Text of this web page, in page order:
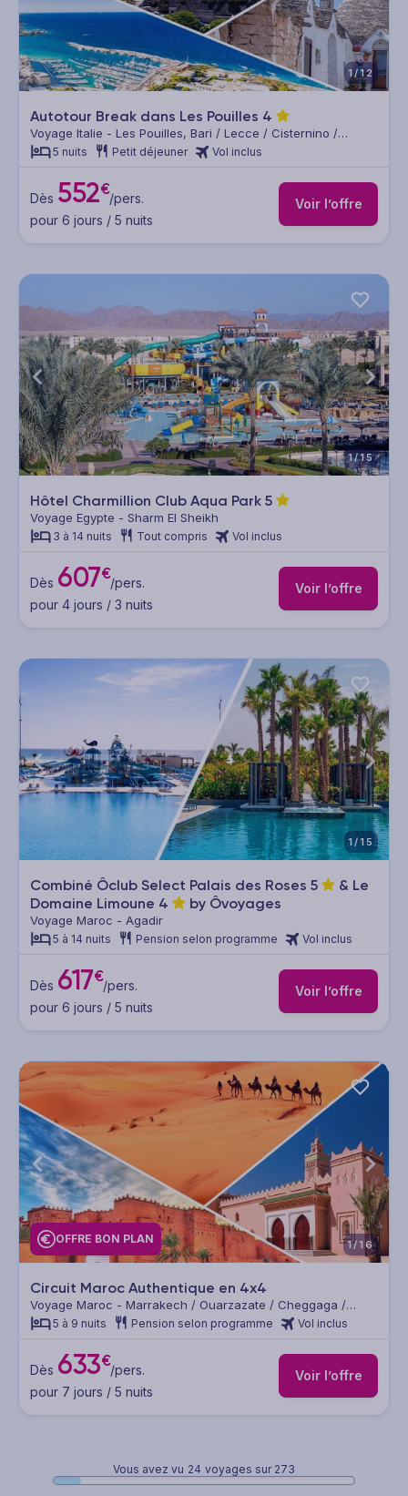
1/12
Autotour Break dans Les Pouilles 4
Voyage Italie - Les Pouilles, Bari / Lecce / Cisternino /
Martina Franca / Ostuni
5 nuits Petit déjeuner Vol inclus
Dès 552€/pers.
pour 6 jours / 5 nuits
Voir l’offre
1/15
Hôtel Charmillion Club Aqua Park 5
Voyage Egypte - Sharm El Sheikh
3 à 14 nuits Tout compris Vol inclus
Dès 607€/pers.
pour 4 jours / 3 nuits
Voir l’offre
1/15
Combiné Ôclub Select Palais des Roses 5
& Le
Domaine Limoune 4 by Ôvoyages
Voyage Maroc - Agadir
5 à 14 nuits Pension selon programme Vol inclus
Dès 617€/pers.
pour 6 jours / 5 nuits
Voir l’offre
OFFRE BON PLAN 1/16
Circuit Maroc Authentique en 4x4
Voyage Maroc - Marrakech / Ouarzazate / Cheggaga /
Taroudant
5 à 9 nuits Pension selon programme Vol inclus
Dès 633€/pers.
pour 7 jours / 5 nuits
Voir l’offre
Vous avez vu 24 voyages sur 273